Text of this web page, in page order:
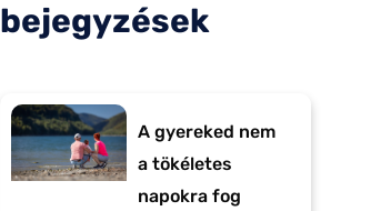
bejegyzések
A gyereked nem
a tökéletes
napokra fog